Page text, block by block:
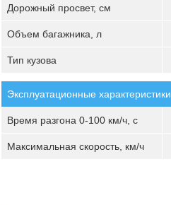
Дорожный просвет, см
Объем багажника, л
Тип кузова
Эксплуатационные характеристики
Время разгона 0-100 км/ч, с
Максимальная скорость, км/ч